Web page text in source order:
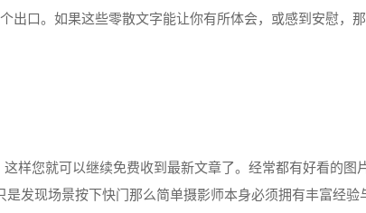
出口。如果这些零散文字能让你有所体会，或感到安慰，
样您就可以继续免费收到最新文章了。经常都有好看的图
发现场景按下快门那么简单摄影师本身必须拥有丰富经验